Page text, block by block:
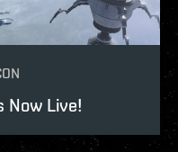
Now Live!